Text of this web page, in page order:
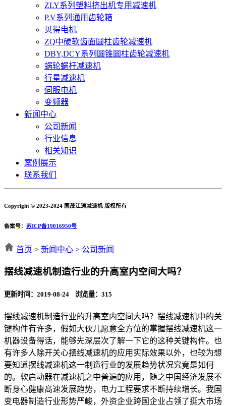
ZLY系列塑料挤出机专用减速机
P,V系列通用齿轮箱
贝得电机
ZQ中硬软齿面圆柱齿轮减速机
DBY,DCY系列圆锥圆柱齿轮减速机
蜗轮蜗杆减速机
行星减速机
伺服电机
变频器
新闻中心
公司新闻
行业信息
相关知识
案例展示
联系我们
Copyright © 2023-2024 国茂江涛减速机 版权所有
备案号： 苏ICP备19016950号
首页 > 新闻中心 > 公司新闻
摆线减速机制造行业的升高室内空间大吗？
更新时间：2019-08-24 浏览量： 315
摆线减速机制造行业的升高室内空间大吗？摆线减速机中的关
键构件有许多，假如大伙儿愿意全方位的掌握摆线减速机这一
机器设备得话，能够先深层次了解一下它的这种关键构件。也
有许多人除开关心摆线减速机的应用实际效果以外，也较为想
要知道摆线减速机这一制造行业的发展趋势状况究竟是如何
的。软启动器在减速机之中普遍的应用，随之中国经济发展不
断身心健康髙速发展趋势，电力工程要求不断持续增长。我国
变电器制造行业形势严峻，外资企业跨国企业占领了挺大市场